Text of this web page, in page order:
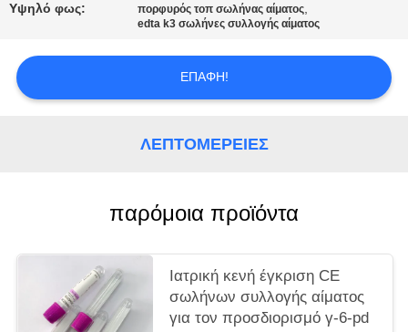
Υψηλό φως: πορφυρός τοπ σωλήνας αίματος,
edta k3 σωλήνες συλλογής αίματος
ΕΠΑΦΉ!
ΛΕΠΤΟΜΈΡΕΙΕΣ
παρόμοια προϊόντα
Ιατρική κενή έγκριση CE
σωλήνων συλλογής αίματος
για τον προσδιορισμό γ-6-pd